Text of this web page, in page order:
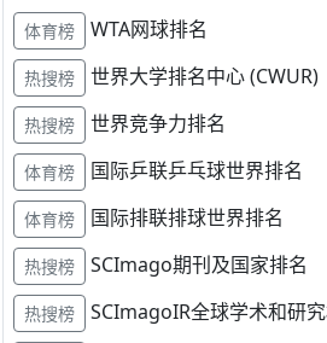
体育榜 WTA网球排名
热搜榜 世界大学排名中心 (CWUR)
热搜榜 世界竞争力排名
体育榜 国际乒联乒乓球世界排名
体育榜 国际排联排球世界排名
热搜榜 SCImago期刊及国家排名
热搜榜 SCImagoIR全球学术和研